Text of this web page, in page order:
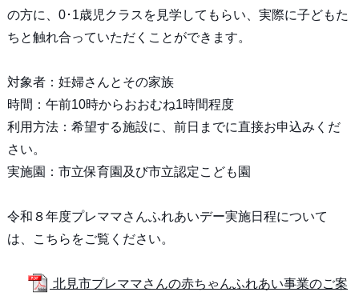
の方に、0･1歳児クラスを見学してもらい、実際に子どもた
ちと触れ合っていただくことができます。
対象者：妊婦さんとその家族
時間：午前10時からおおむね1時間程度
利用方法：希望する施設に、前日までに直接お申込みくだ
さい。
実施園：市立保育園及び市立認定こども園
令和８年度プレママさんふれあいデー実施日程について
は、こちらをご覧ください。
北見市プレママさんの赤ちゃんふれあい事業のご案